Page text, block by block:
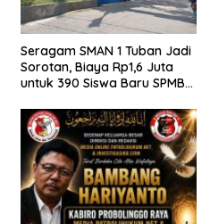
Seragam SMAN 1 Tuban Jadi
Sorotan, Biaya Rp1,6 Juta
untuk 390 Siswa Baru SPMB